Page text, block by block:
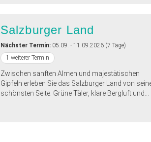
Salzburger Land
Nächster Termin: 05.09. - 11.09.2026 (7 Tage)
1 weiterer Termin
Zwischen sanften Almen und majestätischen
Gipfeln erleben Sie das Salzburger Land von
schönsten Seite. Grüne Täler, klare Bergluft und...